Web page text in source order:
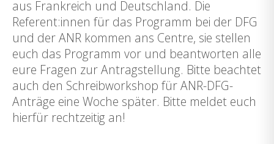
aus Frankreich und Deutschland. Die
Referent:innen für das Programm bei der DFG
und der ANR kommen ans Centre, sie stellen
euch das Programm vor und beantworten alle
eure Fragen zur Antragstellung. Bitte beachtet
auch den Schreibworkshop für ANR-DFG-
Anträge eine Woche später. Bitte meldet euch
hierfür rechtzeitig an!